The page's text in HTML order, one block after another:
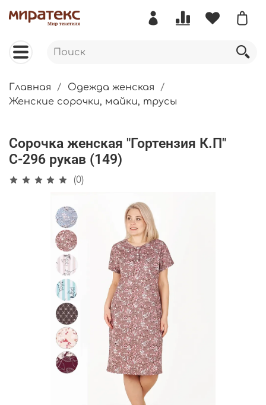
Главная
Одежда женская
Женские сорочки, майки, трусы
Сорочка женская "Гортензия К.П"
С-296 рукав (149)
(0)